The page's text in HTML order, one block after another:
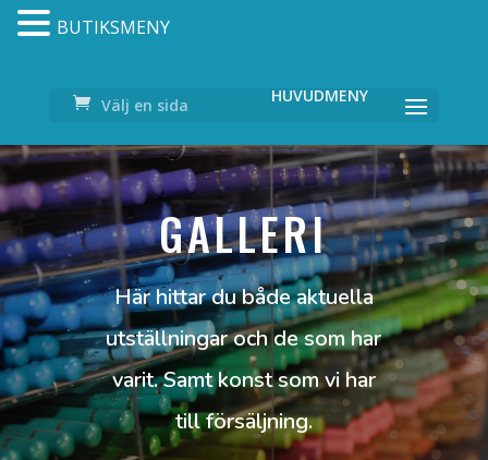
Välj en sida
GALLERI
Här hittar du både aktuella
utställningar och de som har
varit. Samt konst som vi har
till försäljning.
BUTIKSMENY